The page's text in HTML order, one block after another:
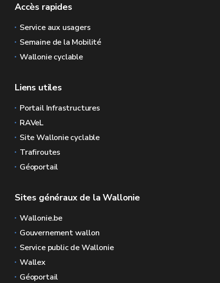
Accès rapides
Service aux usagers
Semaine de la Mobilité
Wallonie cyclable
Liens utiles
Portail Infrastructures
RAVeL
Site Wallonie cyclable
Trafiroutes
Géoportail
Sites généraux de la Wallonie
Wallonie.be
Gouvernement wallon
Service public de Wallonie
Wallex
Géoportail